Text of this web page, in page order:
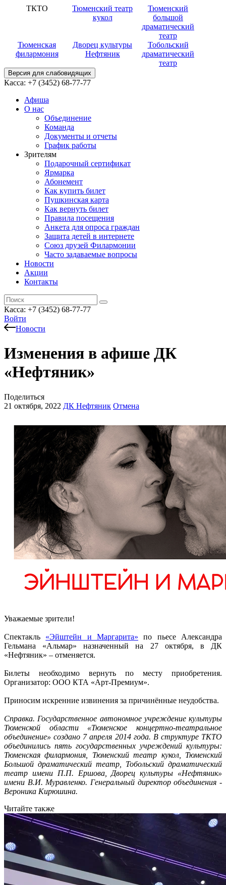
ТКТО
Тюменский театр
кукол
Тюменский
большой
драматический
театр
Тюменская
филармония
Дворец культуры
Нефтяник
Тобольский
драматический
театр
Версия для слабовидящих
Касса: +7 (3452) 68-77-77
Афиша
О нас
Объединение
Команда
Документы и отчеты
График работы
Зрителям
Подарочный сертификат
Ярмарка
Абонемент
Как купить билет
Пушкинская карта
Как вернуть билет
Правила посещения
Анкета для опроса граждан
Защита детей в интернете
Союз друзей Филармонии
Часто задаваемые вопросы
Новости
Акции
Контакты
Касса: +7 (3452) 68-77-77
Войти
Новости
Изменения в афише ДК
«Нефтяник»
Поделиться
21 октября, 2022 ДК Нефтяник Отмена
Уважаемые зрители!
Спектакль «Эйштейн и Маргарита» по пьесе Александра
Гельмана «Альмар» назначенный на 27 октября, в ДК
«Нефтяник» – отменяется.
Билеты необходимо вернуть по месту приобретения.
Организатор: ООО КТА «Арт-Премиум».
Приносим искренние извинения за причинённые неудобства.
Справка. Государственное автономное учреждение культуры
Тюменской области «Тюменское концертно-театральное
объединение» создано 7 апреля 2014 года. В структуре ТКТО
объединились пять государственных учреждений культуры:
Тюменская филармония, Тюменский театр кукол, Тюменский
Большой драматический театр, Тобольский драматический
театр имени П.П. Ершова, Дворец культуры «Нефтяник»
имени В.И. Муравленко. Генеральный директор объединения -
Вероника Кирюшина.
Читайте также